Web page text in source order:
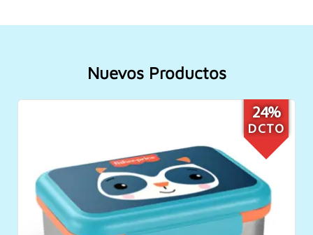
Nuevos Productos
24%
DCTO